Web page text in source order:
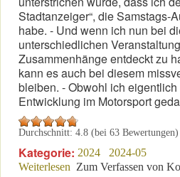
Stadtanzeiger“, die Samstags-
habe. - Und wenn ich nun bei
unterschiedlichen
Zusammenhänge entdeckt zu
kann es auch bei diesem
bleiben. - Obwohl ich
Entwicklung im Motorsport
Durchschnitt: 4.8 (bei 63 Bewertungen)
Kategorie: 2024
2024-05
Weiterlesen über Fernseh-
Zum Verfassen von